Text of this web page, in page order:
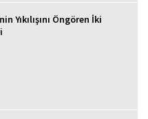
Yıkılışını Öngören İki